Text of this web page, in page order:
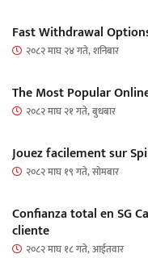
Fast Withdrawal
२०८२ माघ २४ गते, शनिबार
The Most Popular
२०८२ माघ २१ गते, बुधबार
Jouez facilement sur
२०८२ माघ १९ गते, सोमबार
Confianza total en SG
cliente
२०८२ माघ १८ गते, आईतवार